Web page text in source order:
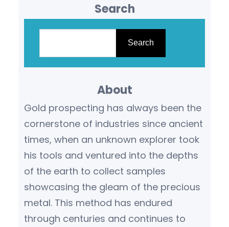
Search
h
Search
About
Gold prospecting has always been the
cornerstone of industries since ancient
times, when an unknown explorer took
his tools and ventured into the depths
of the earth to collect samples
showcasing the gleam of the precious
metal. This method has endured
through centuries and continues to